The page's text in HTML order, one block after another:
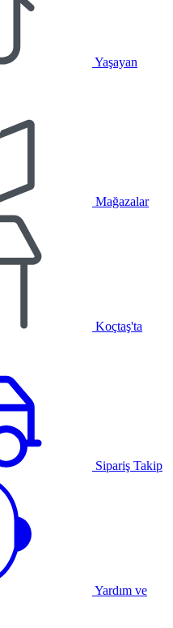
Yaşayan
Mağazalar
Koçtaş'ta
Sipariş Takip
Yardım ve